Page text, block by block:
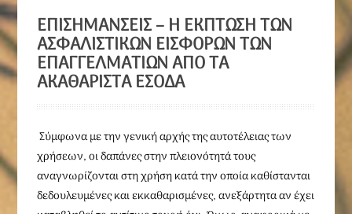
ΕΠΙΣΗΜΆΝΣΕΙΣ – Η ΈΚΠΤΩΣΗ ΤΩΝ
ΑΣΦΑΛΙΣΤΙΚΏΝ ΕΙΣΦΟΡΏΝ ΤΩΝ
ΕΠΑΓΓΕΛΜΑΤΙΏΝ ΑΠΌ ΤΑ
ΑΚΑΘΆΡΙΣΤΑ ΈΣΟΔΑ
Σύμφωνα με την γενική αρχής της αυτοτέλειας των
χρήσεων, οι δαπάνες στην πλειονότητά τους
αναγνωρίζονται στη χρήση κατά την οποία καθίστανται
δεδουλευμένες και εκκαθαρισμένες, ανεξάρτητα αν έχει